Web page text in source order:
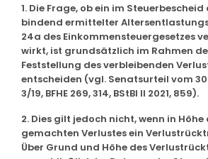
1. Die Frage, ob ein im
bindend ermittelter
24a des Einkommensteuergesetzes
wirkt, ist grundsätzlich im Rahmen
Feststellung des verbleibenden
entscheiden (vgl. Senatsurteil vom
3/19, BFHE 269, 314, BStBl II 2021, 859).
2. Dies gilt jedoch nicht, wenn in
gemachten Verlustes ein
Über Grund und Höhe des